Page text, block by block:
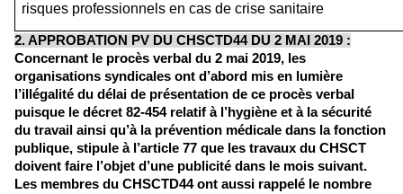
risques professionnels en cas de crise sanitaire
2. APPROBATION PV DU CHSCTD44 DU 2 MAI 2019 :
Concernant le procès verbal du 2 mai 2019, les
organisations syndicales ont d’abord mis en lumière
l’illégalité du délai de présentation de ce procès verbal
puisque le décret 82-454 relatif à l’hygiène et à la sécurité
du travail ainsi qu’à la prévention médicale dans la fonction
publique, stipule à l’article 77 que les travaux du CHSCT
doivent faire l’objet d’une publicité dans le mois suivant.
Les membres du CHSCTD44 ont aussi rappelé le nombre